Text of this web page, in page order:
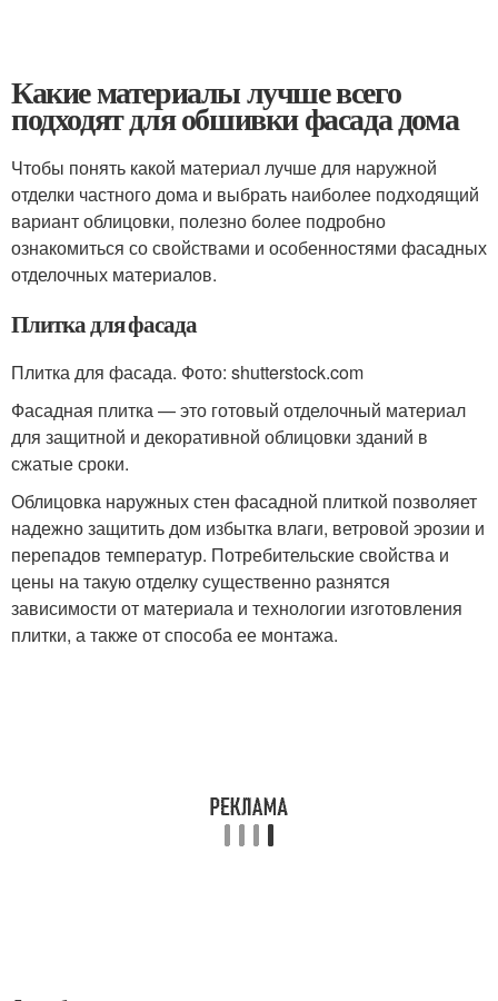
Какие материалы лучше всего
подходят для обшивки фасада дома
Чтобы понять какой материал лучше для наружной
отделки частного дома и выбрать наиболее подходящий
вариант облицовки, полезно более подробно
ознакомиться со свойствами и особенностями фасадных
отделочных материалов.
Плитка для фасада
Плитка для фасада. Фото: shutterstock.com
Фасадная плитка — это готовый отделочный материал
для защитной и декоративной облицовки зданий в
сжатые сроки.
Облицовка наружных стен фасадной плиткой позволяет
надежно защитить дом избытка влаги, ветровой эрозии и
перепадов температур. Потребительские свойства и
цены на такую отделку существенно разнятся
зависимости от материала и технологии изготовления
плитки, а также от способа ее монтажа.